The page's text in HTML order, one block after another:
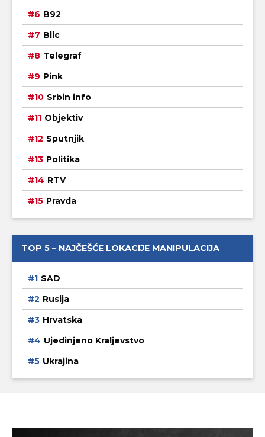
B92
Blic
Telegraf
Pink
Srbin info
Objektiv
Sputnjik
Politika
RTV
Pravda
TOP 5 – NAJČEŠĆE LOKACIJE MANIPULACIJA
SAD
Rusija
Hrvatska
Ujedinjeno Kraljevstvo
Ukrajina